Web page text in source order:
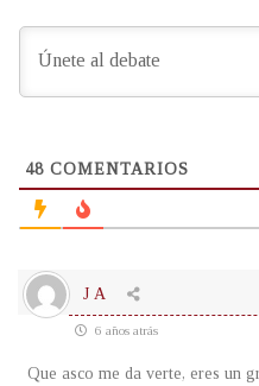
48 COMENTARIOS
J A
6 años atrás
Que asco me da verte, eres un